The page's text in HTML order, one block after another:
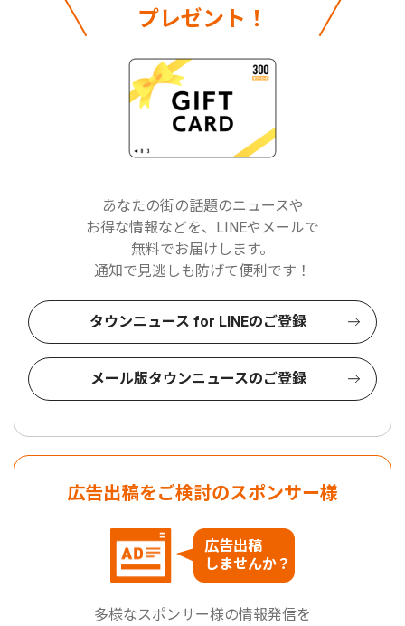
プレゼント！
あなたの街の話題のニュースや
お得な情報などを、LINEやメールで
無料でお届けします。
通知で見逃しも防げて便利です！
タウンニュース for LINEのご登録
メール版タウンニュースのご登録
広告出稿をご検討のスポンサー様
広告出稿
しませんか？
多様なスポンサー様の情報発信を